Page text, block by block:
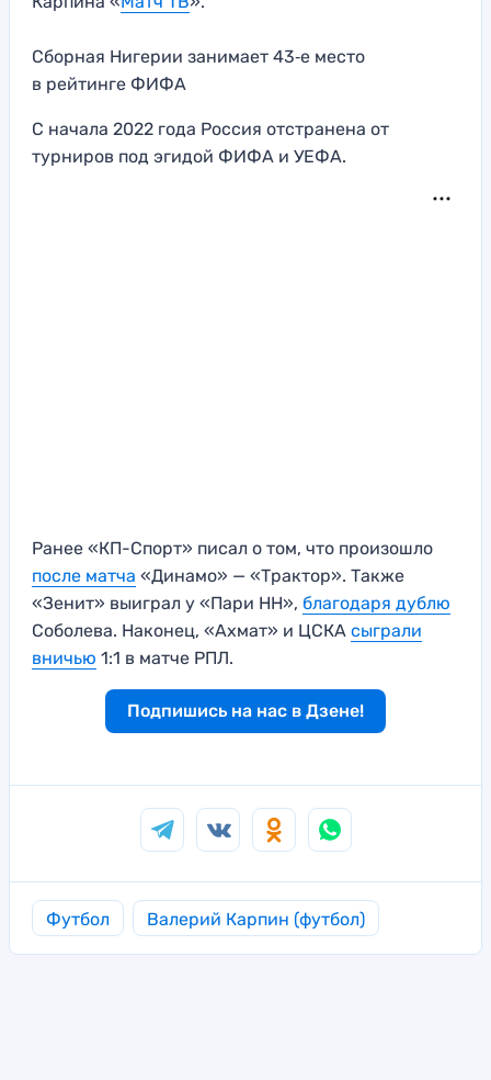
Сборная Нигерии занимает 43‑е место
в рейтинге ФИФА
С начала 2022 года Россия отстранена от
турниров под эгидой ФИФА и УЕФА.
Ранее «КП-Спорт» писал о том, что произошло
после матча «Динамо» — «Трактор». Также
«Зенит» выиграл у «Пари НН», благодаря дублю
Соболева. Наконец, «Ахмат» и ЦСКА сыграли
вничью 1:1 в матче РПЛ.
Подпишись на нас в Дзене!
Футбол Валерий Карпин (футбол)